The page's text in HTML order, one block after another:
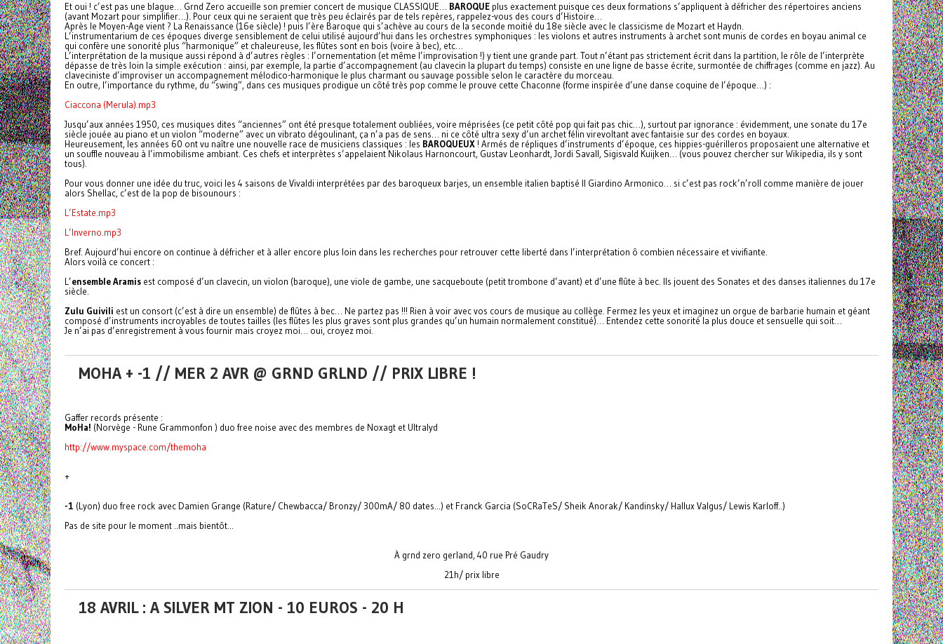
Et oui ! c’est pas une blague… Grnd Zero accueille son premier concert de musique CLASSIQUE… BAROQUE plus exactement puisque ces deux formations s’appliquent à défricher des répertoires anciens
(avant Mozart pour simplifier…). Pour ceux qui ne seraient que très peu éclairés par de tels repères, rappelez-vous des cours d’Histoire…
Après le Moyen-Age vient ? La Renaissance (16e siècle) ! puis l’ère Baroque qui s’achève au cours de la seconde moitié du 18e siècle avec le classicisme de Mozart et Haydn.
L’instrumentarium de ces époques diverge sensiblement de celui utilisé aujourd’hui dans les orchestres symphoniques : les violons et autres instruments à archet sont munis de cordes en boyau animal ce
qui confère une sonorité plus “harmonique” et chaleureuse, les flûtes sont en bois (voire à bec), etc…
L’interprétation de la musique aussi répond à d’autres règles : l’ornementation (et même l’improvisation !) y tient une grande part. Tout n’étant pas strictement écrit dans la partition, le rôle de l’interprète
dépasse de très loin la simple exécution : ainsi, par exemple, la partie d’accompagnement (au clavecin la plupart du temps) consiste en une ligne de basse écrite, surmontée de chiffrages (comme en jazz). Au
claveciniste d’improviser un accompagnement mélodico-harmonique le plus charmant ou sauvage possible selon le caractère du morceau.
En outre, l’importance du rythme, du “swing”, dans ces musiques prodigue un côté très pop comme le prouve cette Chaconne (forme inspirée d’une danse coquine de l’époque…) :
Ciaccona (Merula).mp3
Jusqu’aux années 1950, ces musiques dites “anciennes” ont été presque totalement oubliées, voire méprisées (ce petit côté pop qui fait pas chic…), surtout par ignorance : évidemment, une sonate du 17e
siècle jouée au piano et un violon “moderne” avec un vibrato dégoulinant, ça n’a pas de sens… ni ce côté ultra sexy d’un archet félin virevoltant avec fantaisie sur des cordes en boyaux.
Heureusement, les années 60 ont vu naître une nouvelle race de musiciens classiques : les BAROQUEUX ! Armés de répliques d’instruments d’époque, ces hippies-guérilleros proposaient une alternative et
un souffle nouveau à l’immobilisme ambiant. Ces chefs et interprètes s’appelaient Nikolaus Harnoncourt, Gustav Leonhardt, Jordi Savall, Sigisvald Kuijken… (vous pouvez chercher sur Wikipedia, ils y sont
tous).
Pour vous donner une idée du truc, voici les 4 saisons de Vivaldi interprétées par des baroqueux barjes, un ensemble italien baptisé Il Giardino Armonico… si c’est pas rock’n’roll comme manière de jouer
alors Shellac, c’est de la pop de bisounours :
L’Estate.mp3
L’Inverno.mp3
Bref. Aujourd’hui encore on continue à défricher et à aller encore plus loin dans les recherches pour retrouver cette liberté dans l’interprétation ô combien nécessaire et vivifiante.
Alors voilà ce concert :
L’ensemble Aramis est composé d’un clavecin, un violon (baroque), une viole de gambe, une sacqueboute (petit trombone d’avant) et d’une flûte à bec. Ils jouent des Sonates et des danses italiennes du 17e
siècle.
Zulu Guivili est un consort (c’est à dire un ensemble) de flûtes à bec… Ne partez pas !!! Rien à voir avec vos cours de musique au collège. Fermez les yeux et imaginez un orgue de barbarie humain et géant
composé d’instruments incroyables de toutes tailles (les flûtes les plus graves sont plus grandes qu’un humain normalement constitué)… Entendez cette sonorité la plus douce et sensuelle qui soit…
Je n’ai pas d’enregistrement à vous fournir mais croyez moi… oui, croyez moi.
MOHA + -1 // MER 2 AVR @ GRND GRLND // PRIX LIBRE !
Gaffer records présente :
MoHa! (Norvège - Rune Grammonfon ) duo free noise avec des membres de Noxagt et Ultralyd
http://www.myspace.com/themoha
+
-1 (Lyon) duo free rock avec Damien Grange (Rature/ Chewbacca/ Bronzy/ 300mA/ 80 dates...) et Franck Garcia (SoCRaTeS/ Sheik Anorak/ Kandinsky/ Hallux Valgus/ Lewis Karloff..)
Pas de site pour le moment ..mais bientôt...
À grnd zero gerland, 40 rue Pré Gaudry
21h/ prix libre
18 AVRIL : A SILVER MT ZION - 10 EUROS - 20 H